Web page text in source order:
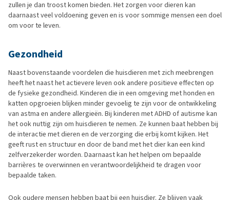
zullen je dan troost komen bieden. Het zorgen voor dieren kan
daarnaast veel voldoening geven en is voor sommige mensen een doel
om voor te leven.
Gezondheid
Naast bovenstaande voordelen die huisdieren met zich meebrengen
heeft het naast het actievere leven ook andere positieve effecten op
de fysieke gezondheid. Kinderen die in een omgeving met honden en
katten opgroeien blijken minder gevoelig te zijn voor de ontwikkeling
van astma en andere allergieën. Bij kinderen met ADHD of autisme kan
het ook nuttig zijn om huisdieren te nemen. Ze kunnen baat hebben bij
de interactie met dieren en de verzorging die erbij komt kijken. Het
geeft rust en structuur en door de band met het dier kan een kind
zelfverzekerder worden. Daarnaast kan het helpen om bepaalde
barrières te overwinnen en verantwoordelijkheid te dragen voor
bepaalde taken.
Ook oudere mensen hebben baat bij een huisdier. Ze blijven vaak